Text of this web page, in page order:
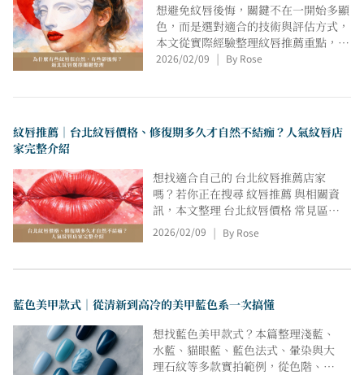
任何場合都自然好看、越看越耐看。
想避免紋唇後悔，關鍵不在一開始多顯
色，而是選對適合的技術與評估方式，
本文從實際經驗整理紋唇推薦重點，解
析修復期差異、留色表現與價格考量，
斷。
2026/02/09 By Rose
紋唇推薦｜台北紋唇價格、修復期多久才自然不結痂？人氣紋唇店
家完整介紹
想找適合自己的 台北紋唇推薦店家
嗎？若你正在搜尋 紋唇推薦 與相關資
訊，本文整理 台北紋唇價格 常見區
間，並解析 紋唇修復期多久才會自然
不結痂，同時彙整多間 人氣台北紋唇
為諮詢與預約前的重要參考。
2026/02/09 By Rose
藍色美甲款式｜從清新到高冷的美甲藍色系一次搞懂
想找藍色美甲款式？本篇整理淺藍、
水藍、貓眼藍、藍色法式、暈染與大
理石紋等多款實拍範例，從色階、質